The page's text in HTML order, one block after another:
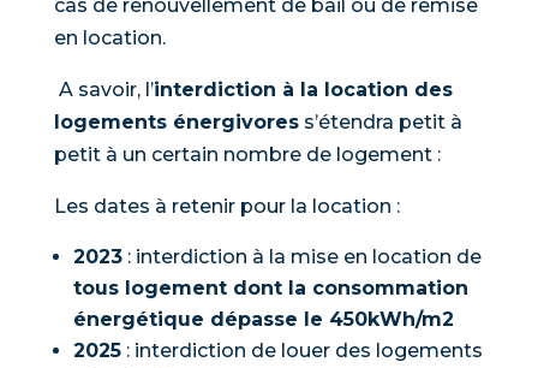
cas de renouvellement de bail ou de remise
en location.
A savoir, l’interdiction à la location des
logements énergivoress’étendra petit à
petit à un certain nombre de logement :
Les dates à retenir pour la location :
2023: interdiction à la mise en location de
tous logement dont la consommation
énergétique dépasse le 450kWh/m2
2025: interdiction de louer des logements